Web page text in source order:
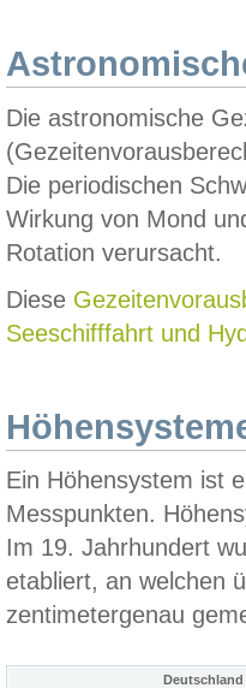
Die astronomische
Die periodischen
Wirkung von Mond
Rotation verursacht.
Diese
Seeschifffahrt und
Ein Höhensystem ist
Messpunkten.
Im 19. Jahrhundert
etabliert, an welchen
zentimetergenau